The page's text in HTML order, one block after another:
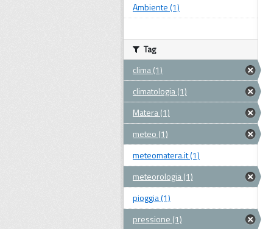
Ambiente (1)
Tag
clima (1)
climatologia (1)
Matera (1)
meteo (1)
meteomatera.it (1)
meteorologia (1)
pioggia (1)
pressione (1)